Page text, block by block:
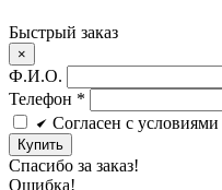
Быстрый заказ
×
Ф.И.О.
Телефон *
Cогласен c условиями
Купить
Спасибо за заказ!
Ошибка!